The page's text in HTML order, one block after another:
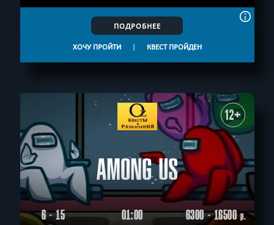
ПОДРОБНЕЕ
ХОЧУ ПРОЙТИ | КВЕСТ ПРОЙДЕН
12+
AMONG US
6 - 15 01:00 6300 - 16500р.